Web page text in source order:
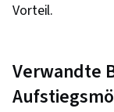
Vorteil.
Verwandte